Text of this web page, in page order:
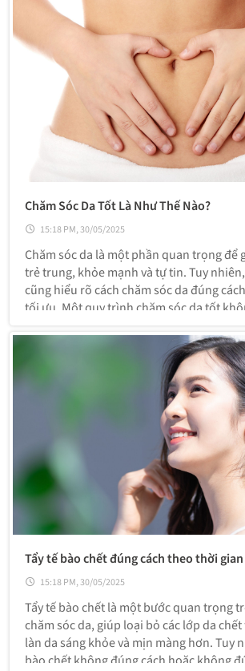
Chăm Sóc Da Tốt Là Như Thế Nào?
15:18 PM, 30/05/2025
Chăm sóc da là một phần quan trọng để
trẻ trung, khỏe mạnh và tự tin. Tuy
cũng hiểu rõ cách chăm sóc da đúng
tối ưu. Một quy trình chăm sóc da tốt
nhu cầu cá nhân.
Tẩy tế bào chết đúng cách theo thời gian
15:18 PM, 30/05/2025
Tẩy tế bào chết là một bước quan trọng
chăm sóc da, giúp loại bỏ các lớp da
làn da sáng khỏe và mịn màng hơn. Tuy
bào chết không đúng cách hoặc không